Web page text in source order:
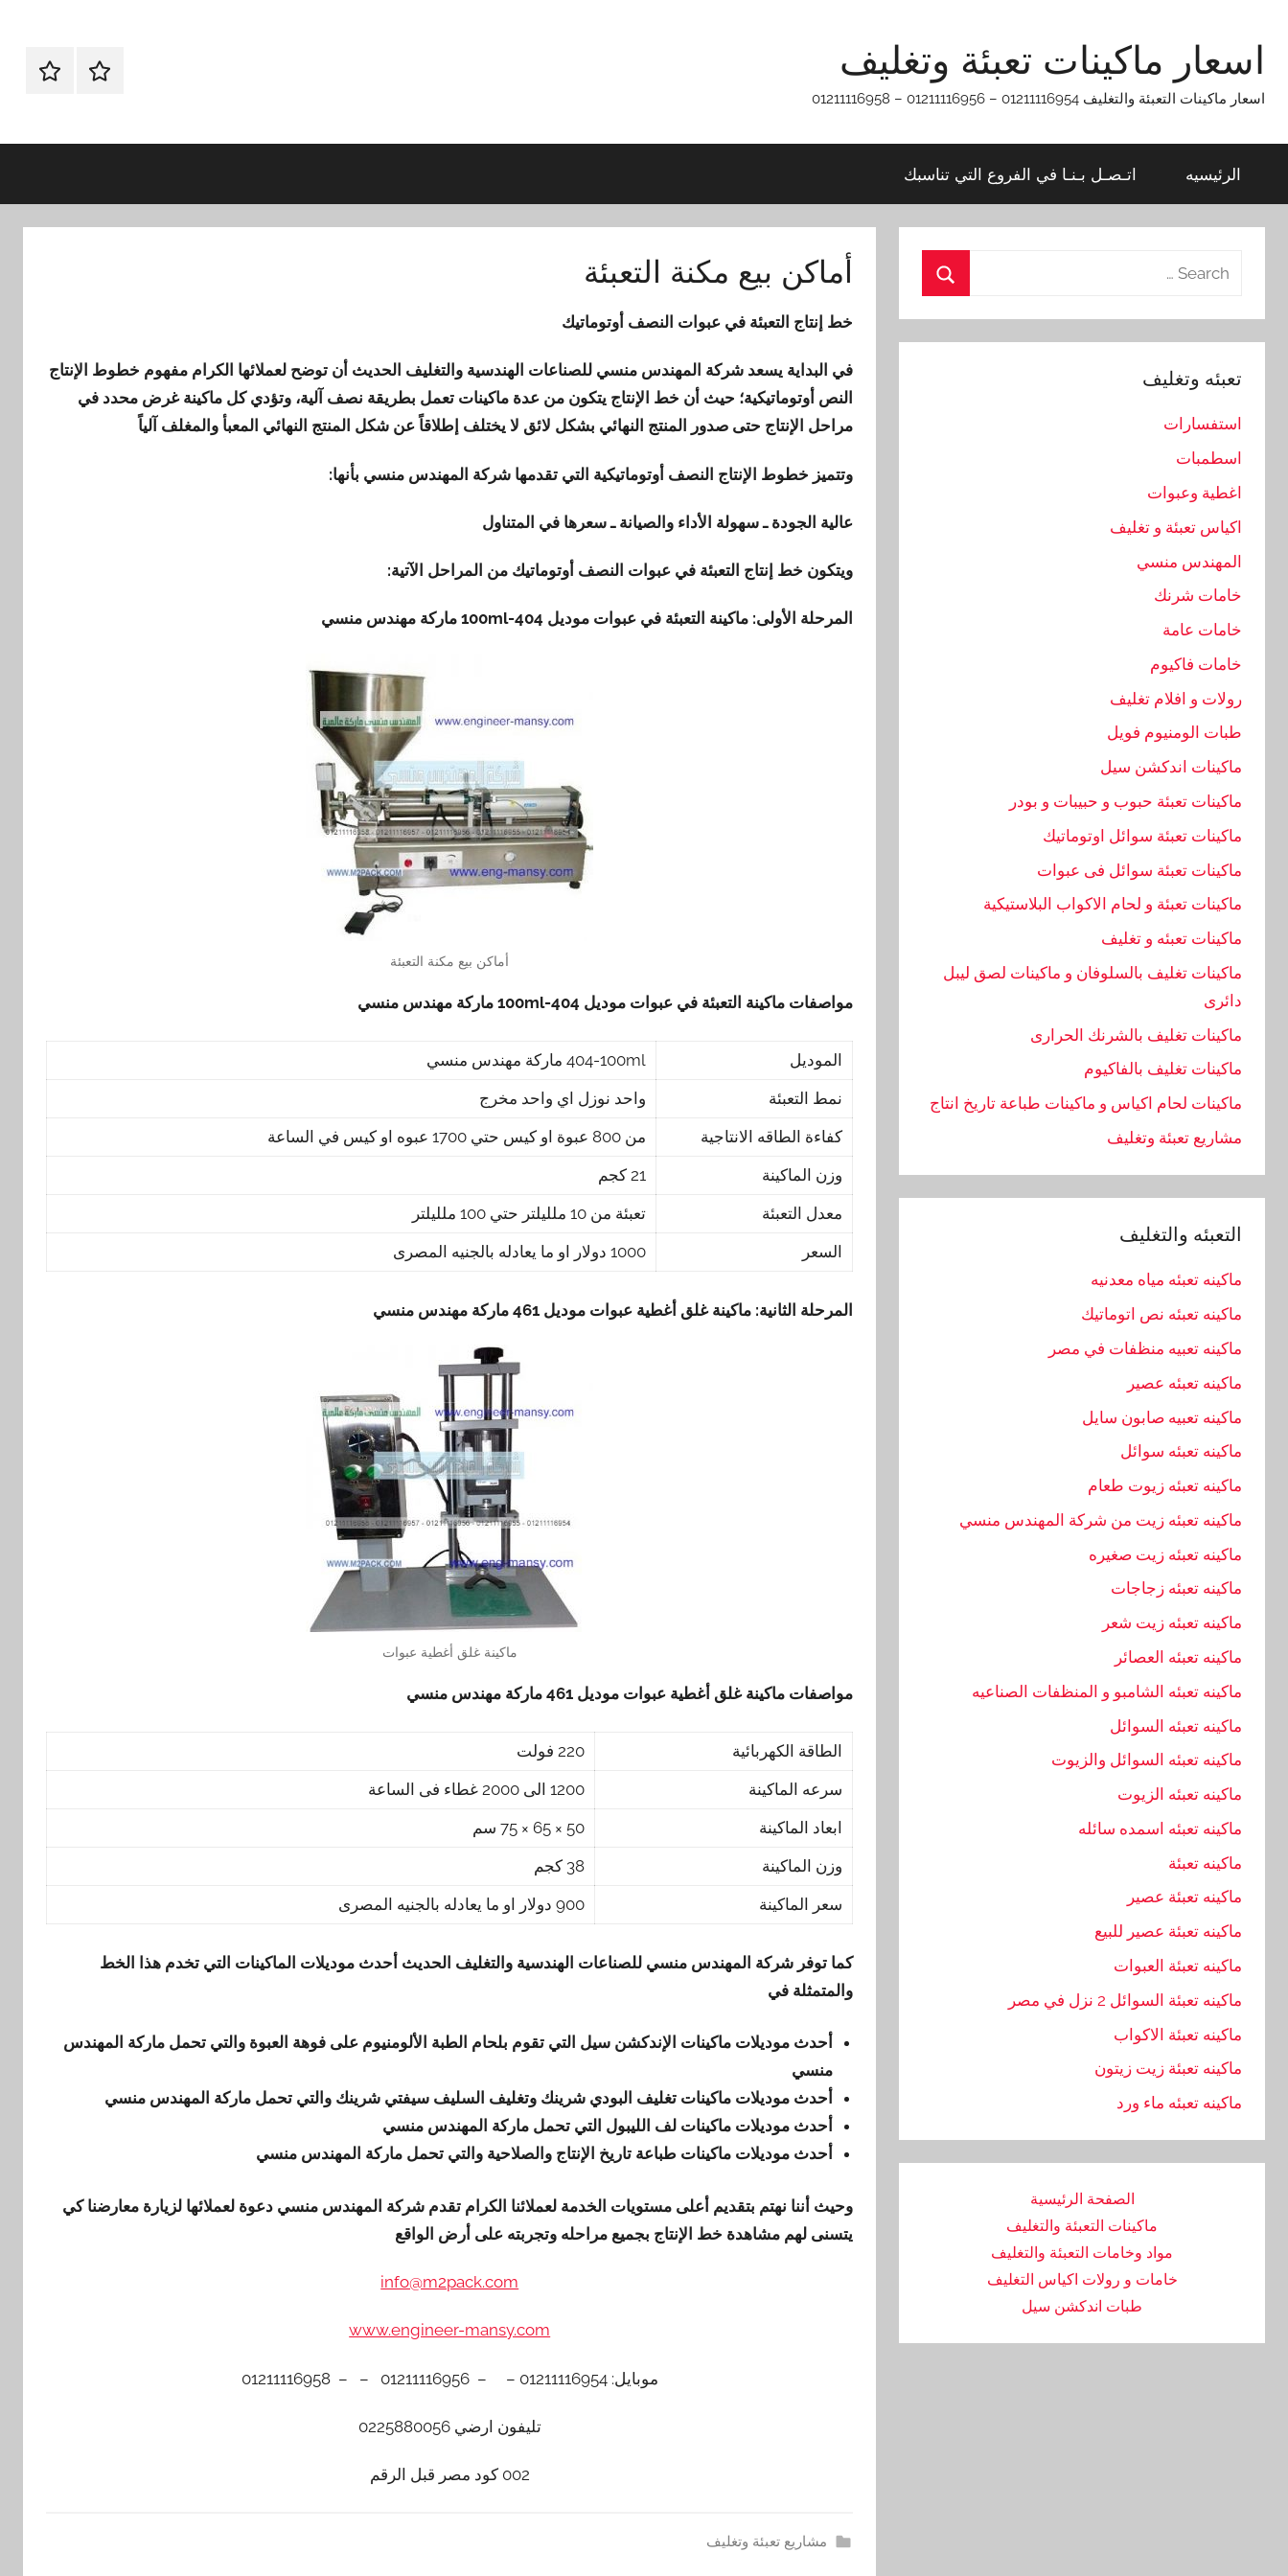
content
اسعار ماكينات تعبئة وتغليف
اسعار ماكينات التعبئة والتغليف 01211116954 – 01211116956 – 01211116958
الرئيسيهاتـصـل
تناسبك
الرئيسيه اتـصـل بـنـا في الفروع التي تناسبك
أماكن بيع مكنة التعبئة
خط إنتاج التعبئة في عبوات النصف أوتوماتيك
في البداية يسعد شركة المهندس منسي للصناعات الهندسية والتغليف الحديث أن توضح لعملائها الكرام مفهوم خطوط الإنتاج
النص أوتوماتيكية؛ حيث أن خط الإنتاج يتكون من عدة ماكينات تعمل بطريقة نصف آلية، وتؤدي كل ماكينة غرض محدد في
مراحل الإنتاج حتى صدور المنتج النهائي بشكل لائق لا يختلف إطلاقاً عن شكل المنتج النهائي المعبأ والمغلف آلياً
وتتميز خطوط الإنتاج النصف أوتوماتيكية التي تقدمها شركة المهندس منسي بأنها:
عالية الجودة ـ سهولة الأداء والصيانة ـ سعرها في المتناول
ويتكون خط إنتاج التعبئة في عبوات النصف أوتوماتيك من المراحل الآتية:
المرحلة الأولى: ماكينة التعبئة في عبوات موديل 404-100ml ماركة مهندس منسي
أماكن بيع مكنة التعبئة
مواصفات ماكينة التعبئة في عبوات موديل 404-100ml ماركة مهندس منسي
الموديل
404-100ml ماركة مهندس منسي
نمط التعبئة
واحد نوزل اي واحد مخرج
كفاءة الطاقه الانتاجية
من 800 عبوة او كيس حتي 1700 عبوه او كيس في الساعة
وزن الماكينة
21 كجم
معدل التعبئة
تعبئة من 10 ملليلتر حتي 100 ملليلتر
السعر
1000 دولار او ما يعادله بالجنيه المصرى
المرحلة الثانية: ماكينة غلق أغطية عبوات موديل 461 ماركة مهندس منسي
ماكينة غلق أغطية عبوات
مواصفات ماكينة غلق أغطية عبوات موديل 461 ماركة مهندس منسي
الطاقة الكهربائية
220 فولت
سرعه الماكينة
1200 الى 2000 غطاء فى الساعة
ابعاد الماكينة
50 × 65 × 75 سم
وزن الماكينة
38 كجم
سعر الماكينة
900 دولار او ما يعادله بالجنيه المصرى
كما توفر شركة المهندس منسي للصناعات الهندسية والتغليف الحديث أحدث موديلات الماكينات التي تخدم هذا الخط
والمتمثلة في
أحدث موديلات ماكينات الإندكشن سيل التي تقوم بلحام الطبة الألومنيوم على فوهة العبوة والتي تحمل ماركة المهندس
منسي
أحدث موديلات ماكينات تغليف البودي شرينك وتغليف السليف سيفتي شرينك والتي تحمل ماركة المهندس منسي
أحدث موديلات ماكينات لف الليبول التي تحمل ماركة المهندس منسي
أحدث موديلات ماكينات طباعة تاريخ الإنتاج والصلاحية والتي تحمل ماركة المهندس منسي
وحيث أننا نهتم بتقديم أعلى مستويات الخدمة لعملائنا الكرام تقدم شركة المهندس منسي دعوة لعملائها لزيارة معارضنا كي
يتسنى لهم مشاهدة خط الإنتاج بجميع مراحله وتجربته على أرض الواقع
info@m2pack.com
www.engineer-mansy.com
موبايل: 01211116954 – – 01211116956 – – 01211116958
تليفون ارضي 0225880056
002 كود مصر قبل الرقم​
مشاريع تعبئة وتغليف
Search
تعبئه وتغليف
استفسارات
اسطمبات
اغطية وعبوات
اكياس تعبئة و تغليف
المهندس منسي
خامات شرنك
خامات عامة
خامات فاكيوم
رولات و افلام تغليف
طبات الومنيوم فويل
ماكينات اندكشن سيل
ماكينات تعبئة حبوب و حبيبات و بودر
ماكينات تعبئة سوائل اوتوماتيك
ماكينات تعبئة سوائل فى عبوات
ماكينات تعبئة و لحام الاكواب البلاستيكية
ماكينات تعبئه و تغليف
ماكينات تغليف بالسلوفان و ماكينات لصق ليبل
دائرى
ماكينات تغليف بالشرنك الحرارى
ماكينات تغليف بالفاكيوم
ماكينات لحام اكياس و ماكينات طباعة تاريخ انتاج
مشاريع تعبئة وتغليف
التعبئه والتغليف
ماكينه تعبئه مياه معدنيه
ماكينه تعبئه نص اتوماتيك
ماكينه تعبيه منظفات في مصر
ماكينه تعبئه عصير
ماكينه تعبيه صابون سايل
ماكينه تعبئه سوائل
ماكينه تعبئه زيوت طعام
ماكينه تعبئه زيت من شركة المهندس منسي
ماكينه تعبئه زيت صغيره
ماكينه تعبئه زجاجات
ماكينه تعبئه زيت شعر
ماكينه تعبئه العصائر
ماكينه تعبئه الشامبو و المنظفات الصناعيه
ماكينه تعبئه السوائل
ماكينه تعبئه السوائل والزيوت
ماكينه تعبئه الزيوت
ماكينه تعبئه اسمده سائله
ماكينه تعبئة
ماكينه تعبئة عصير
ماكينه تعبئة عصير للبيع
ماكينه تعبئة العبوات
ماكينه تعبئة السوائل 2 نزل في مصر
ماكينه تعبئة الاكواب
ماكينه تعبئة زيت زيتون
ماكينه تعبئه ماء ورد
الصفحة الرئيسية
ماكينات التعبئة والتغليف
مواد وخامات التعبئة والتغليف
خامات و رولات اكياس التغليف
طبات اندكشن سيل